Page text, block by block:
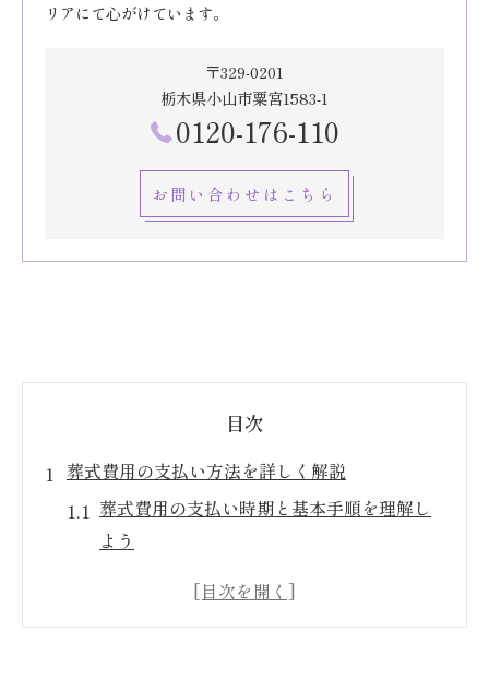
リアにて心がけています。
〒329-0201
栃木県小山市粟宮1583-1
0120-176-110
お問い合わせはこちら
目次
葬式費用の支払い方法を詳しく解説
葬式費用の支払い時期と基本手順を理解し
よう
現金以外の葬式費用決済方法の選び方